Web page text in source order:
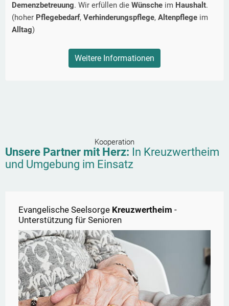
Demenzbetreuung. Wir erfüllen die Wünsche im Haushalt.
(hoher Pflegebedarf, Verhinderungspflege, Altenpflege im
Alltag)
Weitere Informationen
Kooperation
Unsere Partner mit Herz: In Kreuzwertheim
und Umgebung im Einsatz
Evangelische Seelsorge Kreuzwertheim -
Unterstützung für Senioren